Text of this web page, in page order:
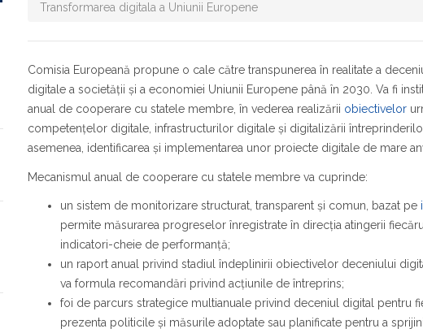
Transformarea digitala a Uniunii Europene
Comisia Europeană propune o cale către transpunerea în realitate a
digitale a societății și a economiei Uniunii Europene până în 2030. Va fi
anual de cooperare cu statele membre, în vederea realizării obiectivelor
competențelor digitale, infrastructurilor digitale și digitalizării
asemenea, identificarea și implementarea unor proiecte digitale de mare
Mecanismul anual de cooperare cu statele membre va cuprinde:
un sistem de monitorizare structurat, transparent și comun, bazat pe
permite măsurarea progreselor înregistrate în direcția atingerii
indicatori-cheie de performanță;
un raport anual privind stadiul îndeplinirii obiectivelor deceniului
va formula recomandări privind acțiunile de întreprins;
foi de parcurs strategice multianuale privind deceniul digital pentru
prezenta politicile și măsurile adoptate sau planificate pentru a